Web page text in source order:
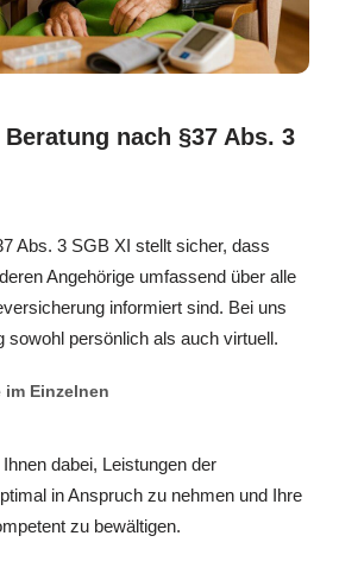
nach §37 Abs. 3
Abs. 3 SGB XI stellt sicher, dass
Angehörige umfassend über alle
informiert sind. Bei uns
sowohl persönlich als auch virtuell.
im Einzelnen
dabei, Leistungen der
in Anspruch zu nehmen und Ihre
zu bewältigen.